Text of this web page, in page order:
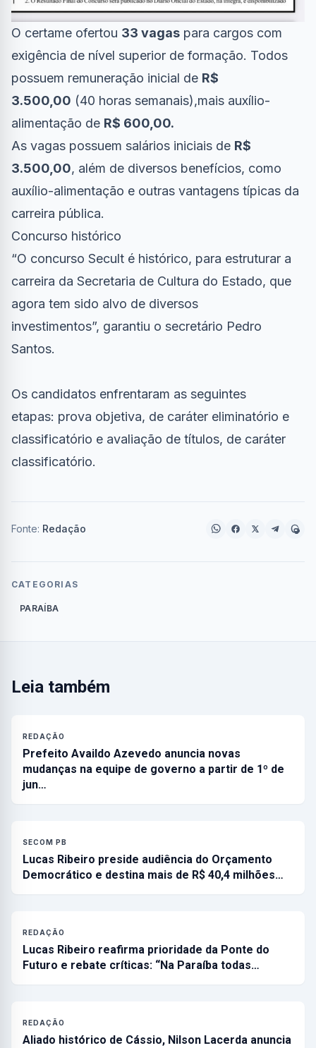
O certame ofertou 33 vagas para cargos com
exigência de nível superior de formação. Todos
possuem remuneração inicial de R$
3.500,00 (40 horas semanais),mais auxílio-
alimentação de R$ 600,00.
As vagas possuem salários iniciais de R$
3.500,00, além de diversos benefícios, como
auxílio-alimentação e outras vantagens típicas da
carreira pública.
Concurso histórico
“O concurso Secult é histórico, para estruturar a
carreira da Secretaria de Cultura do Estado, que
agora tem sido alvo de diversos
investimentos”, garantiu o secretário Pedro
Santos.
Os candidatos enfrentaram as seguintes
etapas: prova objetiva, de caráter eliminatório e
classificatório e avaliação de títulos, de caráter
classificatório.
Fonte: Redação
CATEGORIAS
PARAÍBA
Leia também
REDAÇÃO
Prefeito Availdo Azevedo anuncia novas
mudanças na equipe de governo a partir de 1º de
jun…
SECOM PB
Lucas Ribeiro preside audiência do Orçamento
Democrático e destina mais de R$ 40,4 milhões…
REDAÇÃO
Lucas Ribeiro reafirma prioridade da Ponte do
Futuro e rebate críticas: “Na Paraíba todas…
REDAÇÃO
Aliado histórico de Cássio, Nilson Lacerda anuncia